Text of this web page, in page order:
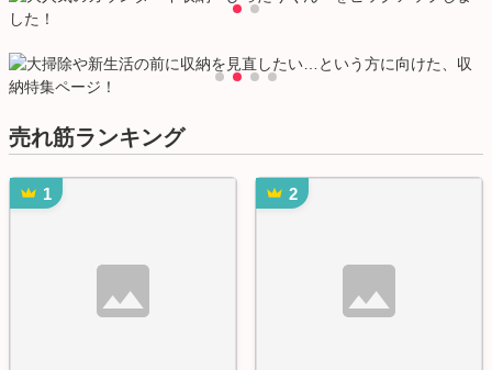
売れ筋ランキング
1 2